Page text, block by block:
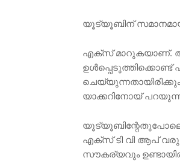
യൂട്യൂബിന് സമാനമായ
എക്‌സ്‌ മാറുകയാണ്.
യാക്കറിനോയ്
യൂട്യൂബിന്റേതുപോലെ
എക്‌സ്‌ ടി വി ആപ്
സൗകര്യവും